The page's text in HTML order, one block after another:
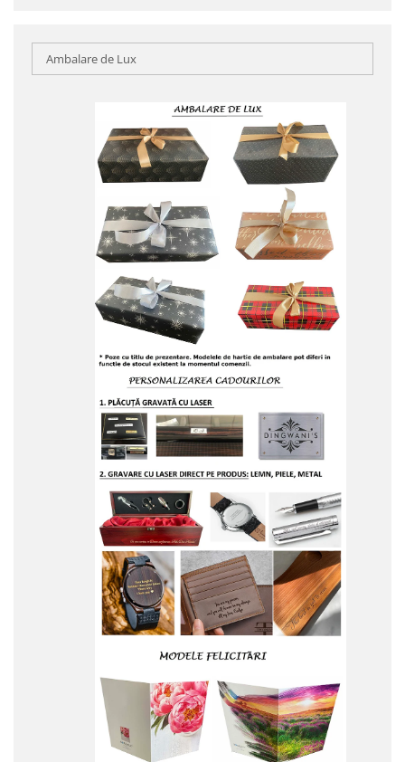
Ambalare de Lux